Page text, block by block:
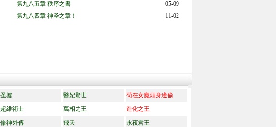
第九八五章 秩序之書
05-09
第九八四章 神圣之章！
11-02
圣墟 醫妃驚世
茍在女魔頭身邊偷
超維術士 萬相之王
造化之王
修神外傳 飛天
永夜君王